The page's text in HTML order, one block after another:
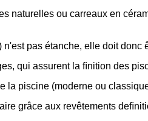
naturelles ou carreaux en
pas étanche, elle doit donc
qui assurent la ﬁnition des
la piscine (moderne ou
grâce aux revêtements